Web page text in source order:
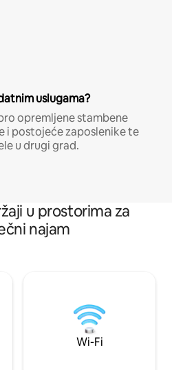
uslugama?
opremljene stambene
i postojeće zaposlenike te
u drugi grad.
u prostorima za
najam
Wi-Fi